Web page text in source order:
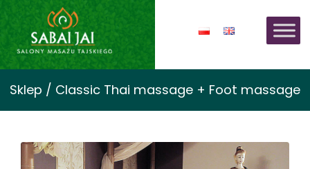
Sklep / Classic Thai massage + Foot massage